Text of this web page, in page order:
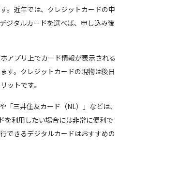
。近年では、クレジットカードの申
ジタルカードを選べば、申し込み後
アプリ上でカード情報が表示される
す。クレジットカードの現物は後日
ットです。
三井住友カード（NL）」などは、
を利用したい場合には非常に便利で
できるデジタルカードはおすすめの